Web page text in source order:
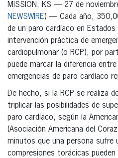
MISSION, KS — 27 de
NEWSWIRE) — Cada año,
de un paro cardíaco en
intervención práctica de
cardiopulmonar (o RCP), por
puede marcar la diferencia
emergencias de paro cardíaco
De hecho, si la RCP se realiza
triplicar las posibilidades de
paro cardíaco, según la
(Asociación Americana del
minutos que una persona sufre
compresiones torácicas